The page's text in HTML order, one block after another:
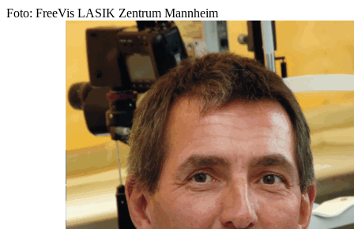
Foto: FreeVis LASIK Zentrum Mannheim